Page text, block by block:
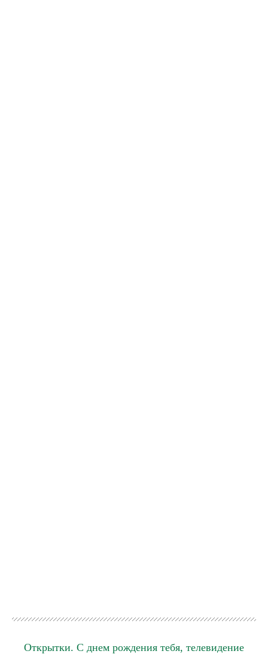
Открытки. С днем рождения тебя, телевидение